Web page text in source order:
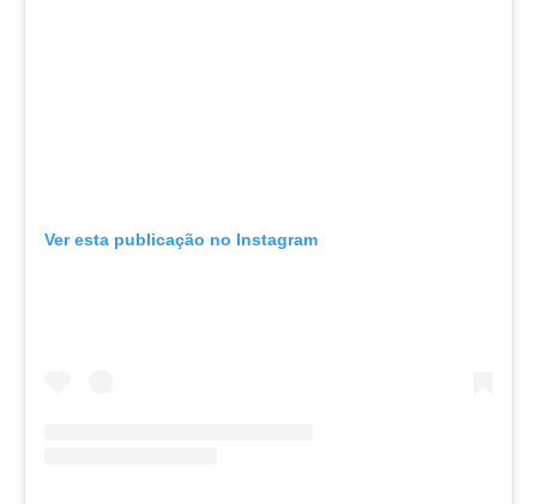
Ver esta publicação no Instagram